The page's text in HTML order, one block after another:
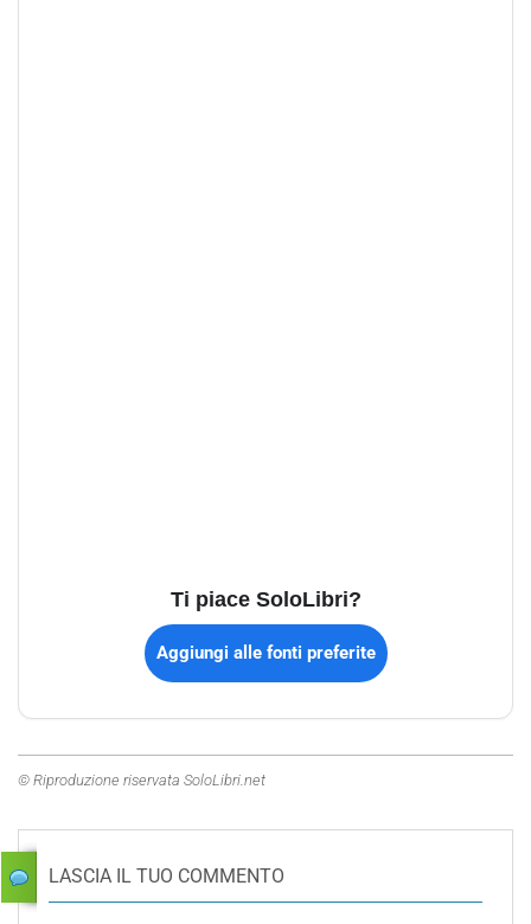
Ti piace SoloLibri?
Aggiungi alle fonti preferite
© Riproduzione riservata SoloLibri.net
LASCIA IL TUO COMMENTO